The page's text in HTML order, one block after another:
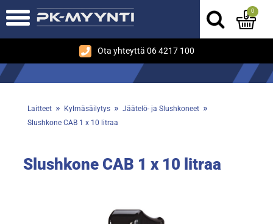
Ota yhteyttä 06 4217 100
0
Laitteet » Kylmäsäilytys » Jäätelö- ja Slushkoneet »
Slushkone CAB 1 x 10 litraa
Slushkone CAB 1 x 10 litraa